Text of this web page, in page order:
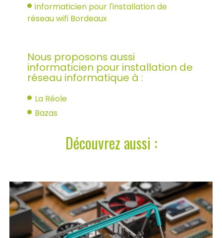
informaticien pour l'installation de
réseau wifi Bordeaux
Nous proposons aussi
informaticien pour installation de
réseau informatique à :
La Réole
Bazas
Découvrez aussi :